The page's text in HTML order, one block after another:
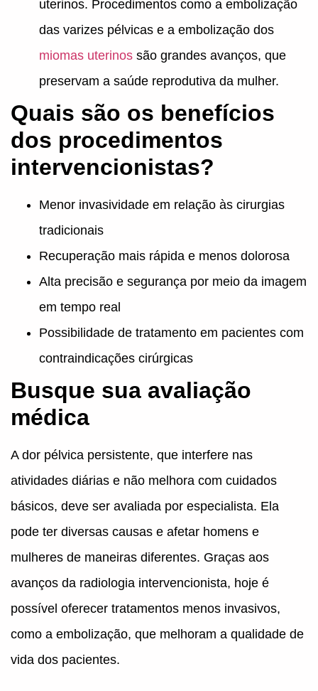
uterinos. Procedimentos como a embolização
das varizes pélvicas e a embolização dos
miomas uterinos são grandes avanços, que
preservam a saúde reprodutiva da mulher.
Quais são os benefícios
dos procedimentos
intervencionistas?
Menor invasividade em relação às cirurgias
tradicionais
Recuperação mais rápida e menos dolorosa
Alta precisão e segurança por meio da imagem
em tempo real
Possibilidade de tratamento em pacientes com
contraindicações cirúrgicas
Busque sua avaliação
médica
A dor pélvica persistente, que interfere nas
atividades diárias e não melhora com cuidados
básicos, deve ser avaliada por especialista. Ela
pode ter diversas causas e afetar homens e
mulheres de maneiras diferentes. Graças aos
avanços da radiologia intervencionista, hoje é
possível oferecer tratamentos menos invasivos,
como a embolização, que melhoram a qualidade de
vida dos pacientes.